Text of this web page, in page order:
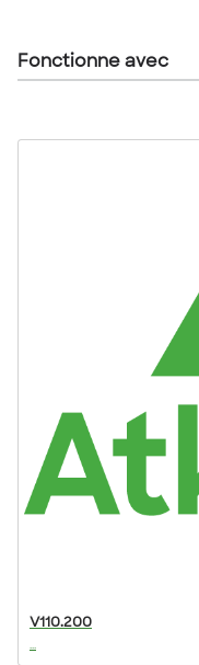
Fonctionne avec
V110.200
...